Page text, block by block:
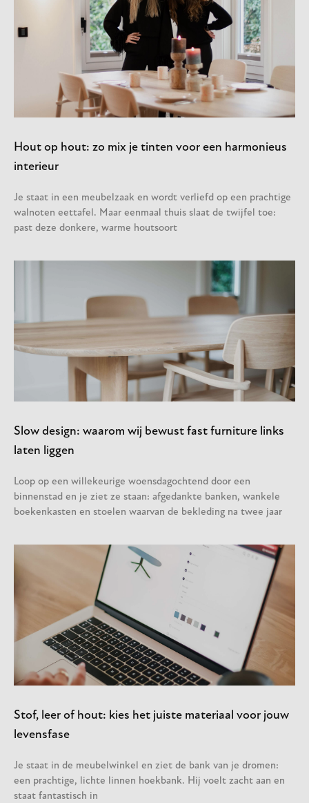
Hout op hout: zo mix je tinten voor een harmonieus
interieur
Je staat in een meubelzaak en wordt verliefd op een prachtige
walnoten eettafel. Maar eenmaal thuis slaat de twijfel toe:
past deze donkere, warme houtsoort
Slow design: waarom wij bewust fast furniture links
laten liggen
Loop op een willekeurige woensdagochtend door een
binnenstad en je ziet ze staan: afgedankte banken, wankele
boekenkasten en stoelen waarvan de bekleding na twee jaar
Stof, leer of hout: kies het juiste materiaal voor jouw
levensfase
Je staat in de meubelwinkel en ziet de bank van je dromen:
een prachtige, lichte linnen hoekbank. Hij voelt zacht aan en
staat fantastisch in